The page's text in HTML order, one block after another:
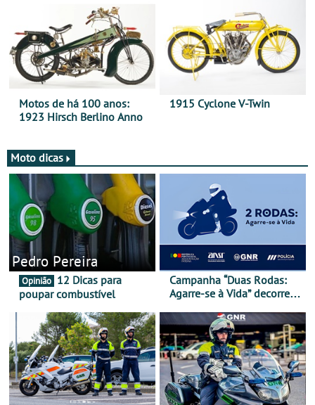
Motos de há 100 anos:
1923 Hirsch Berlino Anno
1915 Cyclone V-Twin
Moto dicas
Pedro Pereira
Opinião
poupar combustível
Campanha “Duas Rodas:
Agarre-se à Vida” decorre